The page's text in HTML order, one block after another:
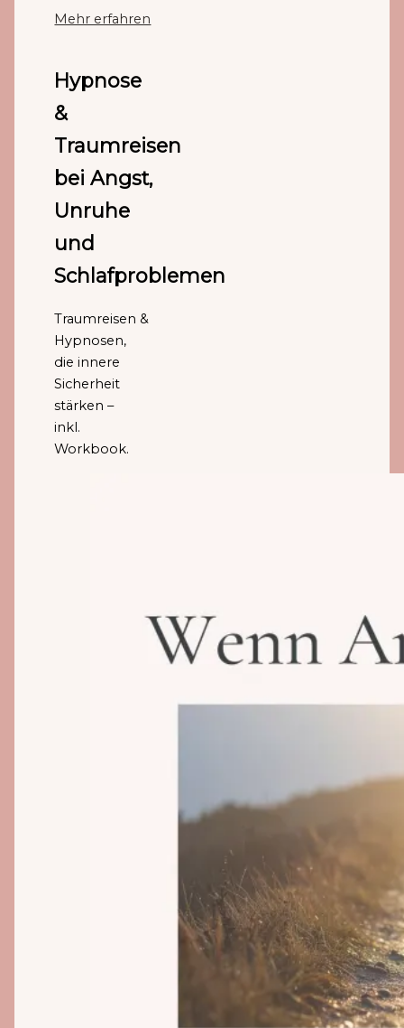
Mehr erfahren
Hypnose
&
Traumreisen
bei Angst,
Unruhe
und
Schlafproblemen
Traumreisen &
Hypnosen,
die innere
Sicherheit
stärken –
inkl.
Workbook.